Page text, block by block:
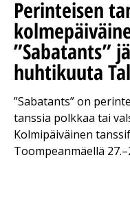
Perinteisen
”Sabatants”
huhtikuuta
”Sabatants” on
tanssia polkkaa tai
Kolmipäiväinen
Toompeanmäellä